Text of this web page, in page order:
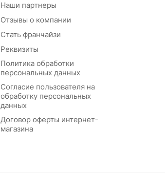
Наши партнеры
Отзывы о компании
Стать франчайзи
Реквизиты
Политика обработки
персональных данных
Согласие пользователя на
обработку персональных
данных
Договор оферты интернет-
магазина